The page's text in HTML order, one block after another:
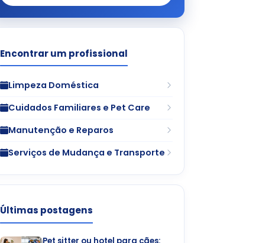
Encontrar um profissional
Limpeza Doméstica
Cuidados Familiares e Pet Care
Manutenção e Reparos
Serviços de Mudança e Transporte
Últimas postagens